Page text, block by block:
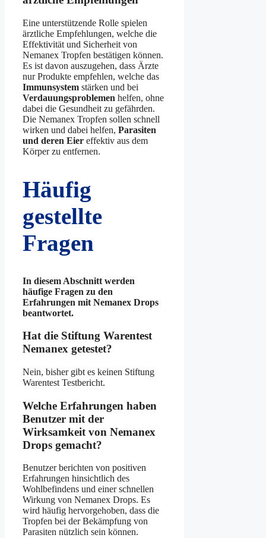
Eine unterstützende Rolle spielen
ärztliche Empfehlungen, welche die
Effektivität und Sicherheit von
Nemanex Tropfen bestätigen können.
Es ist davon auszugehen, dass Ärzte
nur Produkte empfehlen, welche das
Immunsystem stärken und bei
Verdauungsproblemen helfen, ohne
dabei die Gesundheit zu gefährden.
Die Nemanex Tropfen sollen schnell
wirken und dabei helfen, Parasiten
und deren Eier effektiv aus dem
Körper zu entfernen.
Häufig
gestellte
Fragen
In diesem Abschnitt werden
häufige Fragen zu den
Erfahrungen mit Nemanex Drops
beantwortet.
Hat die Stiftung Warentest
Nemanex getestet?
Nein, bisher gibt es keinen Stiftung
Warentest Testbericht.
Welche Erfahrungen haben
Benutzer mit der
Wirksamkeit von Nemanex
Drops gemacht?
Benutzer berichten von positiven
Erfahrungen hinsichtlich des
Wohlbefindens und einer schnellen
Wirkung von Nemanex Drops. Es
wird häufig hervorgehoben, dass die
Tropfen bei der Bekämpfung von
Parasiten nützlich sein können.